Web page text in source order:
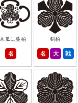
瓜に蔓柏
名
剣柏
名 大 戦